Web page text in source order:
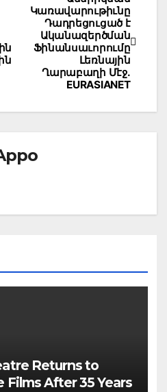
Կառավարութիւնը
Դադրեցուցած է
Ականազերծման
Ֆինանսաւորումը
Լեռնային
Ղարաբաղի Մէջ.
EURASIANET
Returns to
Films After 35 Years